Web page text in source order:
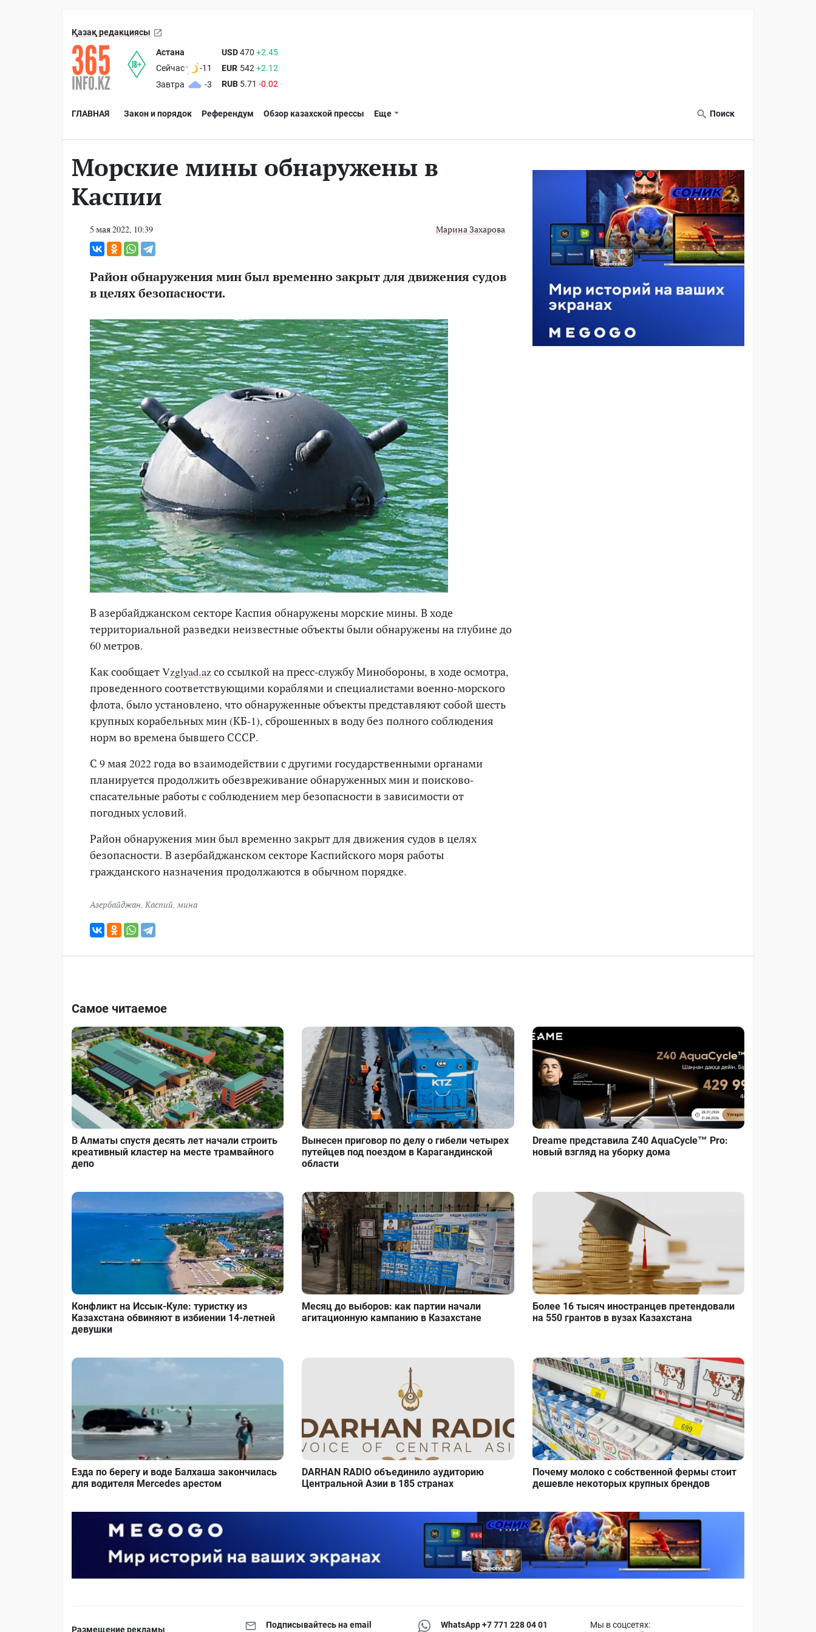
Қазақ редакциясы
Астана
Сейчас
-11
Завтра
-3
USD470 +2.45
EUR 542 +2.12
RUB 5.71 -0.02
ГЛАВНАЯ Закон и порядок Референдум Обзор казахской прессы Еще Поиск
Морские мины обнаружены в
Каспии
5 мая 2022, 10:39 Марина Захарова
Район обнаружения мин был временно закрыт для движения судов
в целях безопасности.
В азербайджанском секторе Каспия обнаружены морские мины. В ходе
территориальной разведки неизвестные объекты были обнаружены на глубине до
60 метров.
Как сообщаетVzglyad.azсо ссылкой на пресс-службу Минобороны, в ходе осмотра,
проведенного соответствующими кораблями и специалистами военно-морского
флота, было установлено, что обнаруженные объекты представляют собой шесть
крупных корабельных мин (КБ-1), сброшенных в воду без полного соблюдения
норм во времена бывшего СССР.
С 9 мая 2022 года во взаимодействии с другими государственными органами
планируется продолжить обезвреживание обнаруженных мин и поисково-
спасательные работы с соблюдением мер безопасности в зависимости от
погодных условий.
Район обнаружения мин был временно закрыт для движения судов в целях
безопасности. В азербайджанском секторе Каспийского моря работы
гражданского назначения продолжаются в обычном порядке.
Азербайджан Каспий мина
Самое читаемое
В Алматы спустя десять лет начали строить
креативный кластер на месте трамвайного
депо
Вынесен приговор по делу о гибели четырех
путейцев под поездом в Карагандинской
области
Dreame представила Z40 AquaCycle™ Pro:
новый взгляд на уборку дома
Конфликт на Иссык-Куле: туристку из
Казахстана обвиняют в избиении 14-летней
девушки
Месяц до выборов: как партии начали
агитационную кампанию в Казахстане
Более 16 тысяч иностранцев претендовали
на 550 грантов в вузах Казахстана
Езда по берегу и воде Балхаша закончилась
для водителя Mercedes арестом
DARHAN RADIO объединило аудиторию
Центральной Азии в 185 странах
Почему молоко с собственной фермы стоит
дешевле некоторых крупных брендов
Размещение рекламы Подписывайтесь на email WhatsApp +7 771 228 04 01 Мы в соцсетях: